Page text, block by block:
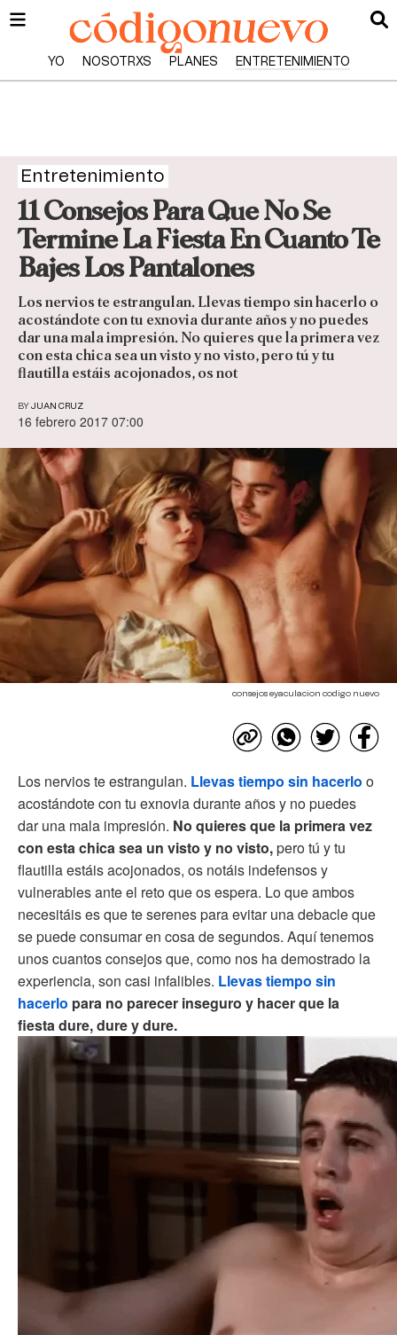
YO NOSOTRXS PLANES ENTRETENIMIENTO
Entretenimiento
11 Consejos Para Que No Se
Termine La Fiesta En Cuanto Te
Bajes Los Pantalones
Los nervios te estrangulan. Llevas tiempo sin hacerlo o
acostándote con tu exnovia durante años y no puedes
dar una mala impresión. No quieres que la primera vez
con esta chica sea un visto y no visto, pero tú y tu
flautilla estáis acojonados, os not
BY JUAN CRUZ
16 febrero 2017 07:00
consejos eyaculacion codigo nuevo
Los nervios te estrangulan. Llevas tiempo sin hacerlo o
acostándote con tu exnovia durante años y no puedes
dar una mala impresión. No quieres que la primera vez
con esta chica sea un visto y no visto,pero tú y tu
flautilla estáis acojonados, os notáis indefensos y
vulnerables ante el reto que os espera. Lo que ambos
necesitáis es que te serenes para evitar una debacle que
se puede consumar en cosa de segundos. Aquí tenemos
unos cuantos consejos que, como nos ha demostrado la
experiencia, son casi infalibles. Llevas tiempo sin
hacerlo para no parecer inseguro y hacer que la
fiesta dure, dure y dure.